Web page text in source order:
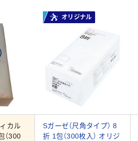
オリジナル
カル
（300
Sガーゼ（尺角タイプ） 8
折 1包（300枚入） オリジ